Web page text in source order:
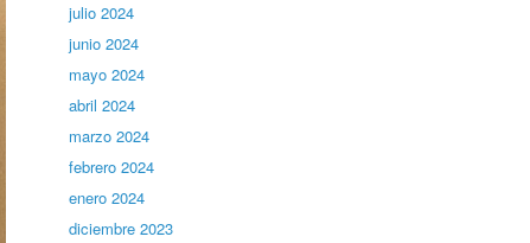
julio 2024
junio 2024
mayo 2024
abril 2024
marzo 2024
febrero 2024
enero 2024
diciembre 2023